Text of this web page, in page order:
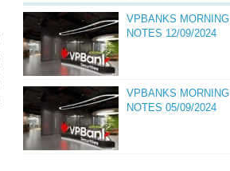
VPBANKS MORNING
NOTES 12/09/2024
VPBANKS MORNING
NOTES 05/09/2024